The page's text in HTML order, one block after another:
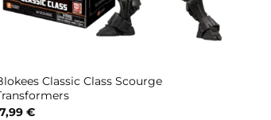
Classic Class Scourge
€